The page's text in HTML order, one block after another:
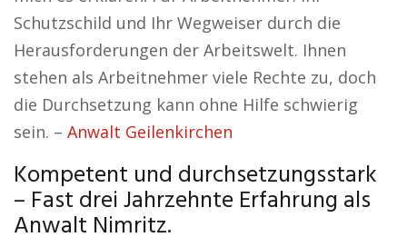
Schutzschild und Ihr Wegweiser durch die
Herausforderungen der Arbeitswelt. Ihnen
stehen als Arbeitnehmer viele Rechte zu, doch
die Durchsetzung kann ohne Hilfe schwierig
sein. – Anwalt Geilenkirchen
Kompetent und durchsetzungsstark
– Fast drei Jahrzehnte Erfahrung als
Anwalt Nimritz.